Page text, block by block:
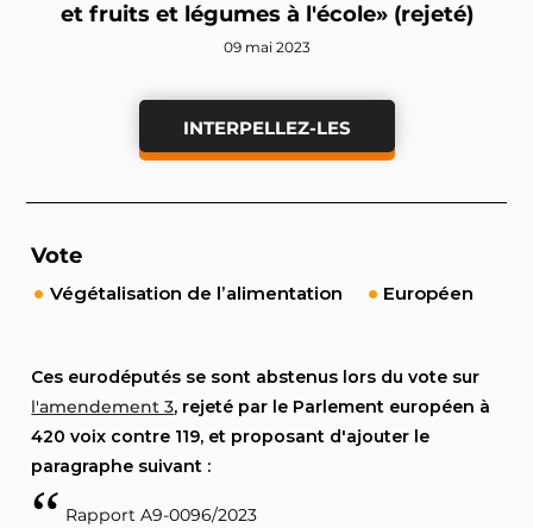
et fruits et légumes à l'école» (rejeté)
09 mai 2023
INTERPELLEZ-LES
Vote
Végétalisation de l’alimentation Européen
Ces eurodéputés se sont abstenus lors du vote sur
l'amendement 3, rejeté par le Parlement européen à
420 voix contre 119, et proposant d'ajouter le
paragraphe suivant :
Rapport A9-0096/2023